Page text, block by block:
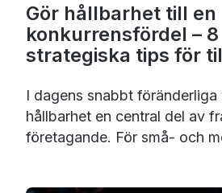
Gör hållbarhet till en
konkurrensfördel – 8
strategiska tips för
I dagens snabbt föränderliga
hållbarhet en central del av
företagande. För små- och